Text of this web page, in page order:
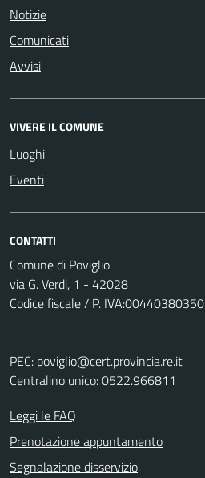
Notizie
Comunicati
Avvisi
VIVERE IL COMUNE
Luoghi
Eventi
CONTATTI
Comune di Poviglio
via G. Verdi, 1 - 42028
Codice fiscale / P. IVA:00440380350
PEC: poviglio@cert.provincia.re.it
Centralino unico: 0522.966811
Leggi le FAQ
Prenotazione appuntamento
Segnalazione disservizio